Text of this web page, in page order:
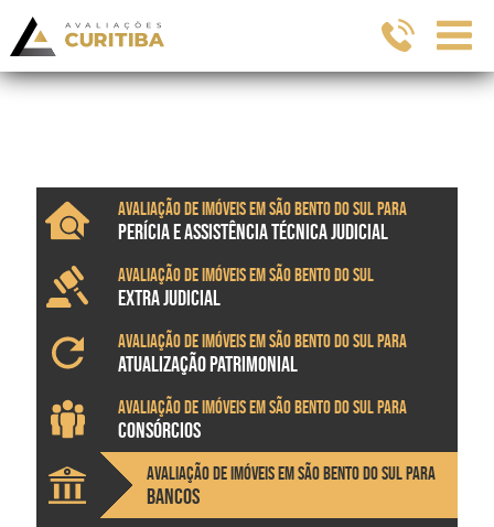
Avaliação de imóveis em São Bento do Sul para
PERÍCIA E ASSISTÊNCIA TÉCNICA JUDICIAL
Avaliação de imóveis em São Bento do Sul
EXTRA JUDICIAL
Avaliação de imóveis em São Bento do Sul para
ATUALIZAÇÃO PATRIMONIAL
Avaliação de imóveis em São Bento do Sul para
CONSÓRCIOS
Avaliação de imóveis em São Bento do Sul para
BANCOS